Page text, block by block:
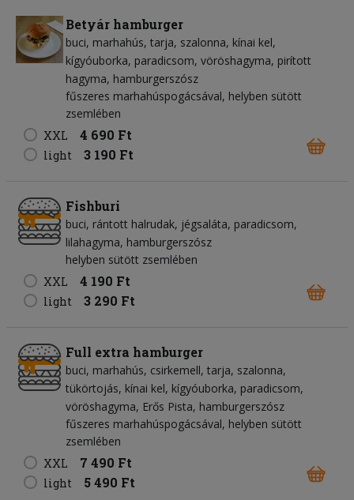
Betyár hamburger
buci marhahús tarja szalonna kínai kel
kígyóuborka paradicsom vöröshagyma pirított
hagyma hamburgerszósz
fűszeres marhahúspogácsával, helyben sütött
zsemlében
XXL
4 690 Ft
light 3 190 Ft
Fishburi
buci rántott halrudak jégsaláta paradicsom
lilahagyma hamburgerszósz
helyben sütött zsemlében
XXL
4 190 Ft
light 3 290 Ft
Full extra hamburger
buci marhahús csirkemell tarja szalonna
tükörtojás kínai kel kígyóuborka paradicsom
vöröshagyma Erős Pista hamburgerszósz
fűszeres marhahúspogácsával, helyben sütött
zsemlében
XXL
7 490 Ft
light 5 490 Ft